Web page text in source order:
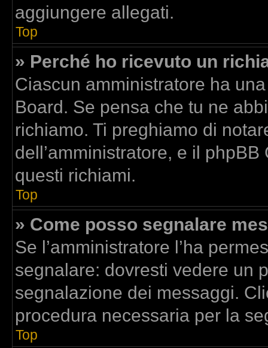
aggiungere allegati.
Top
» Perché ho ricevuto un
Ciascun amministratore ha
Board. Se pensa che tu ne
richiamo. Ti preghiamo di
dell’amministratore, e il
questi richiami.
Top
» Come posso segnalare
Se l’amministratore l’ha
segnalare: dovresti vedere un
segnalazione dei messaggi.
procedura necessaria per la
Top